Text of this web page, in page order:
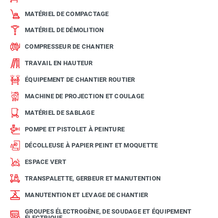
MATÉRIEL DE COMPACTAGE
MATÉRIEL DE DÉMOLITION
COMPRESSEUR DE CHANTIER
TRAVAIL EN HAUTEUR
ÉQUIPEMENT DE CHANTIER ROUTIER
MACHINE DE PROJECTION ET COULAGE
MATÉRIEL DE SABLAGE
POMPE ET PISTOLET À PEINTURE
DÉCOLLEUSE À PAPIER PEINT ET MOQUETTE
ESPACE VERT
TRANSPALETTE, GERBEUR ET MANUTENTION
MANUTENTION ET LEVAGE DE CHANTIER
GROUPES ÉLECTROGÈNE, DE SOUDAGE ET ÉQUIPEMENT